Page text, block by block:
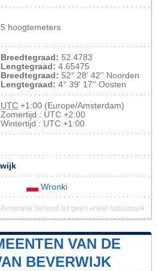
5 hoogtemeters
Breedtegraad: 52.4783
Lengtegraad: 4.65475
Breedtegraad: 52° 28' 42'' Noorden
Lengtegraad: 4° 39' 17'' Oosten
UTC +1:00 (Europe/Amsterdam)
Zomertijd : UTC +2:00
Wintertijd : UTC +1:00
Wronki
Beverwijk behoort tot geen enkel natuurpark
VAN DE
BEVERWIJK